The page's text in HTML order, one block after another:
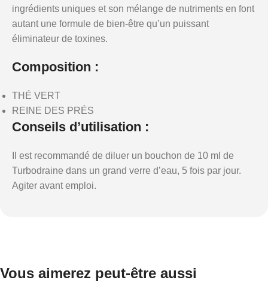
ingrédients uniques et son mélange de nutriments en font
autant une formule de bien-être qu’un puissant
éliminateur de toxines.
Composition :
THÉ VERT
REINE DES PRÉS
Conseils d’utilisation :
Il est recommandé de diluer un bouchon de 10 ml de
Turbodraine dans un grand verre d’eau, 5 fois par jour.
Agiter avant emploi.
Vous aimerez peut-être aussi